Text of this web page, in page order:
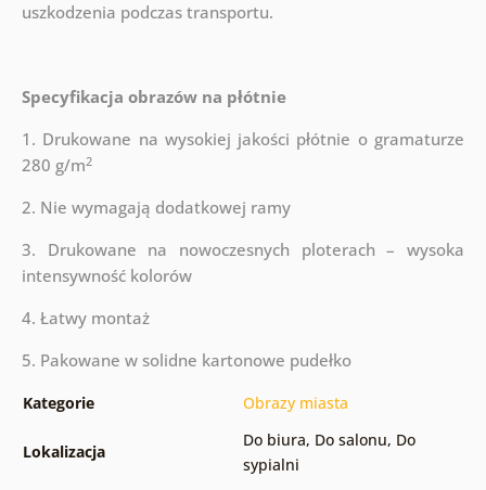
uszkodzenia podczas transportu.
Specyfikacja obrazów na płótnie
1. Drukowane na wysokiej jakości płótnie o gramaturze
280 g/m2
2. Nie wymagają dodatkowej ramy
3. Drukowane na nowoczesnych ploterach – wysoka
intensywność kolorów
4. Łatwy montaż
5. Pakowane w solidne kartonowe pudełko
Kategorie Obrazy miasta
Lokalizacja
Do biura, Do salonu, Do
sypialni